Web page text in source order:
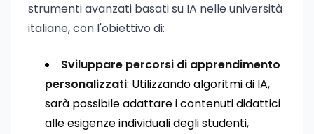
strumenti avanzati basati su IA nelle università
italiane, con l'obiettivo di:
Sviluppare percorsi di apprendimento
personalizzati: Utilizzando algoritmi di IA,
sarà possibile adattare i contenuti didattici
alle esigenze individuali degli studenti,